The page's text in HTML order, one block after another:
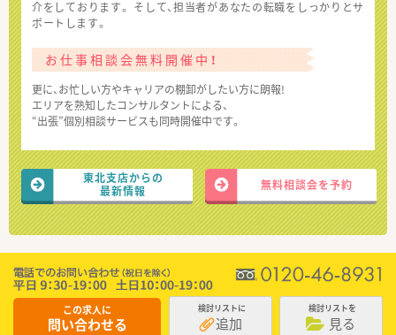
介をしております。 そして、担当者があなたの転職をしっかりとサ
ポートします。
お仕事相談会無料開催中！
更に、お忙しい方やキャリアの棚卸がしたい方に朗報!
エリアを熟知したコンサルタントによる、
“出張”個別相談サービスも同時開催中です。
東北支店からの
最新情報
無料相談会を予約
この求人に
問い合わせる
検討リストに
追加
検討リストを
見る